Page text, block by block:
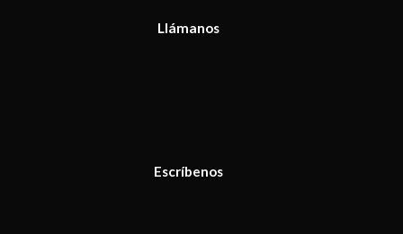
Llámanos
Escríbenos